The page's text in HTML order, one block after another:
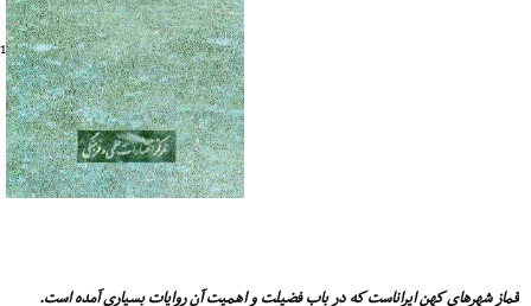
1
قماز شهرهاي كهن ايراناست كه در باب فضيلت و اهميت آن روايات بسياري آمده است.